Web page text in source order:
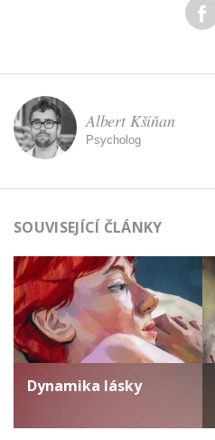
Albert Kšiňan
Psycholog
SOUVISEJÍCÍ ČLÁNKY
Dynamika lásky